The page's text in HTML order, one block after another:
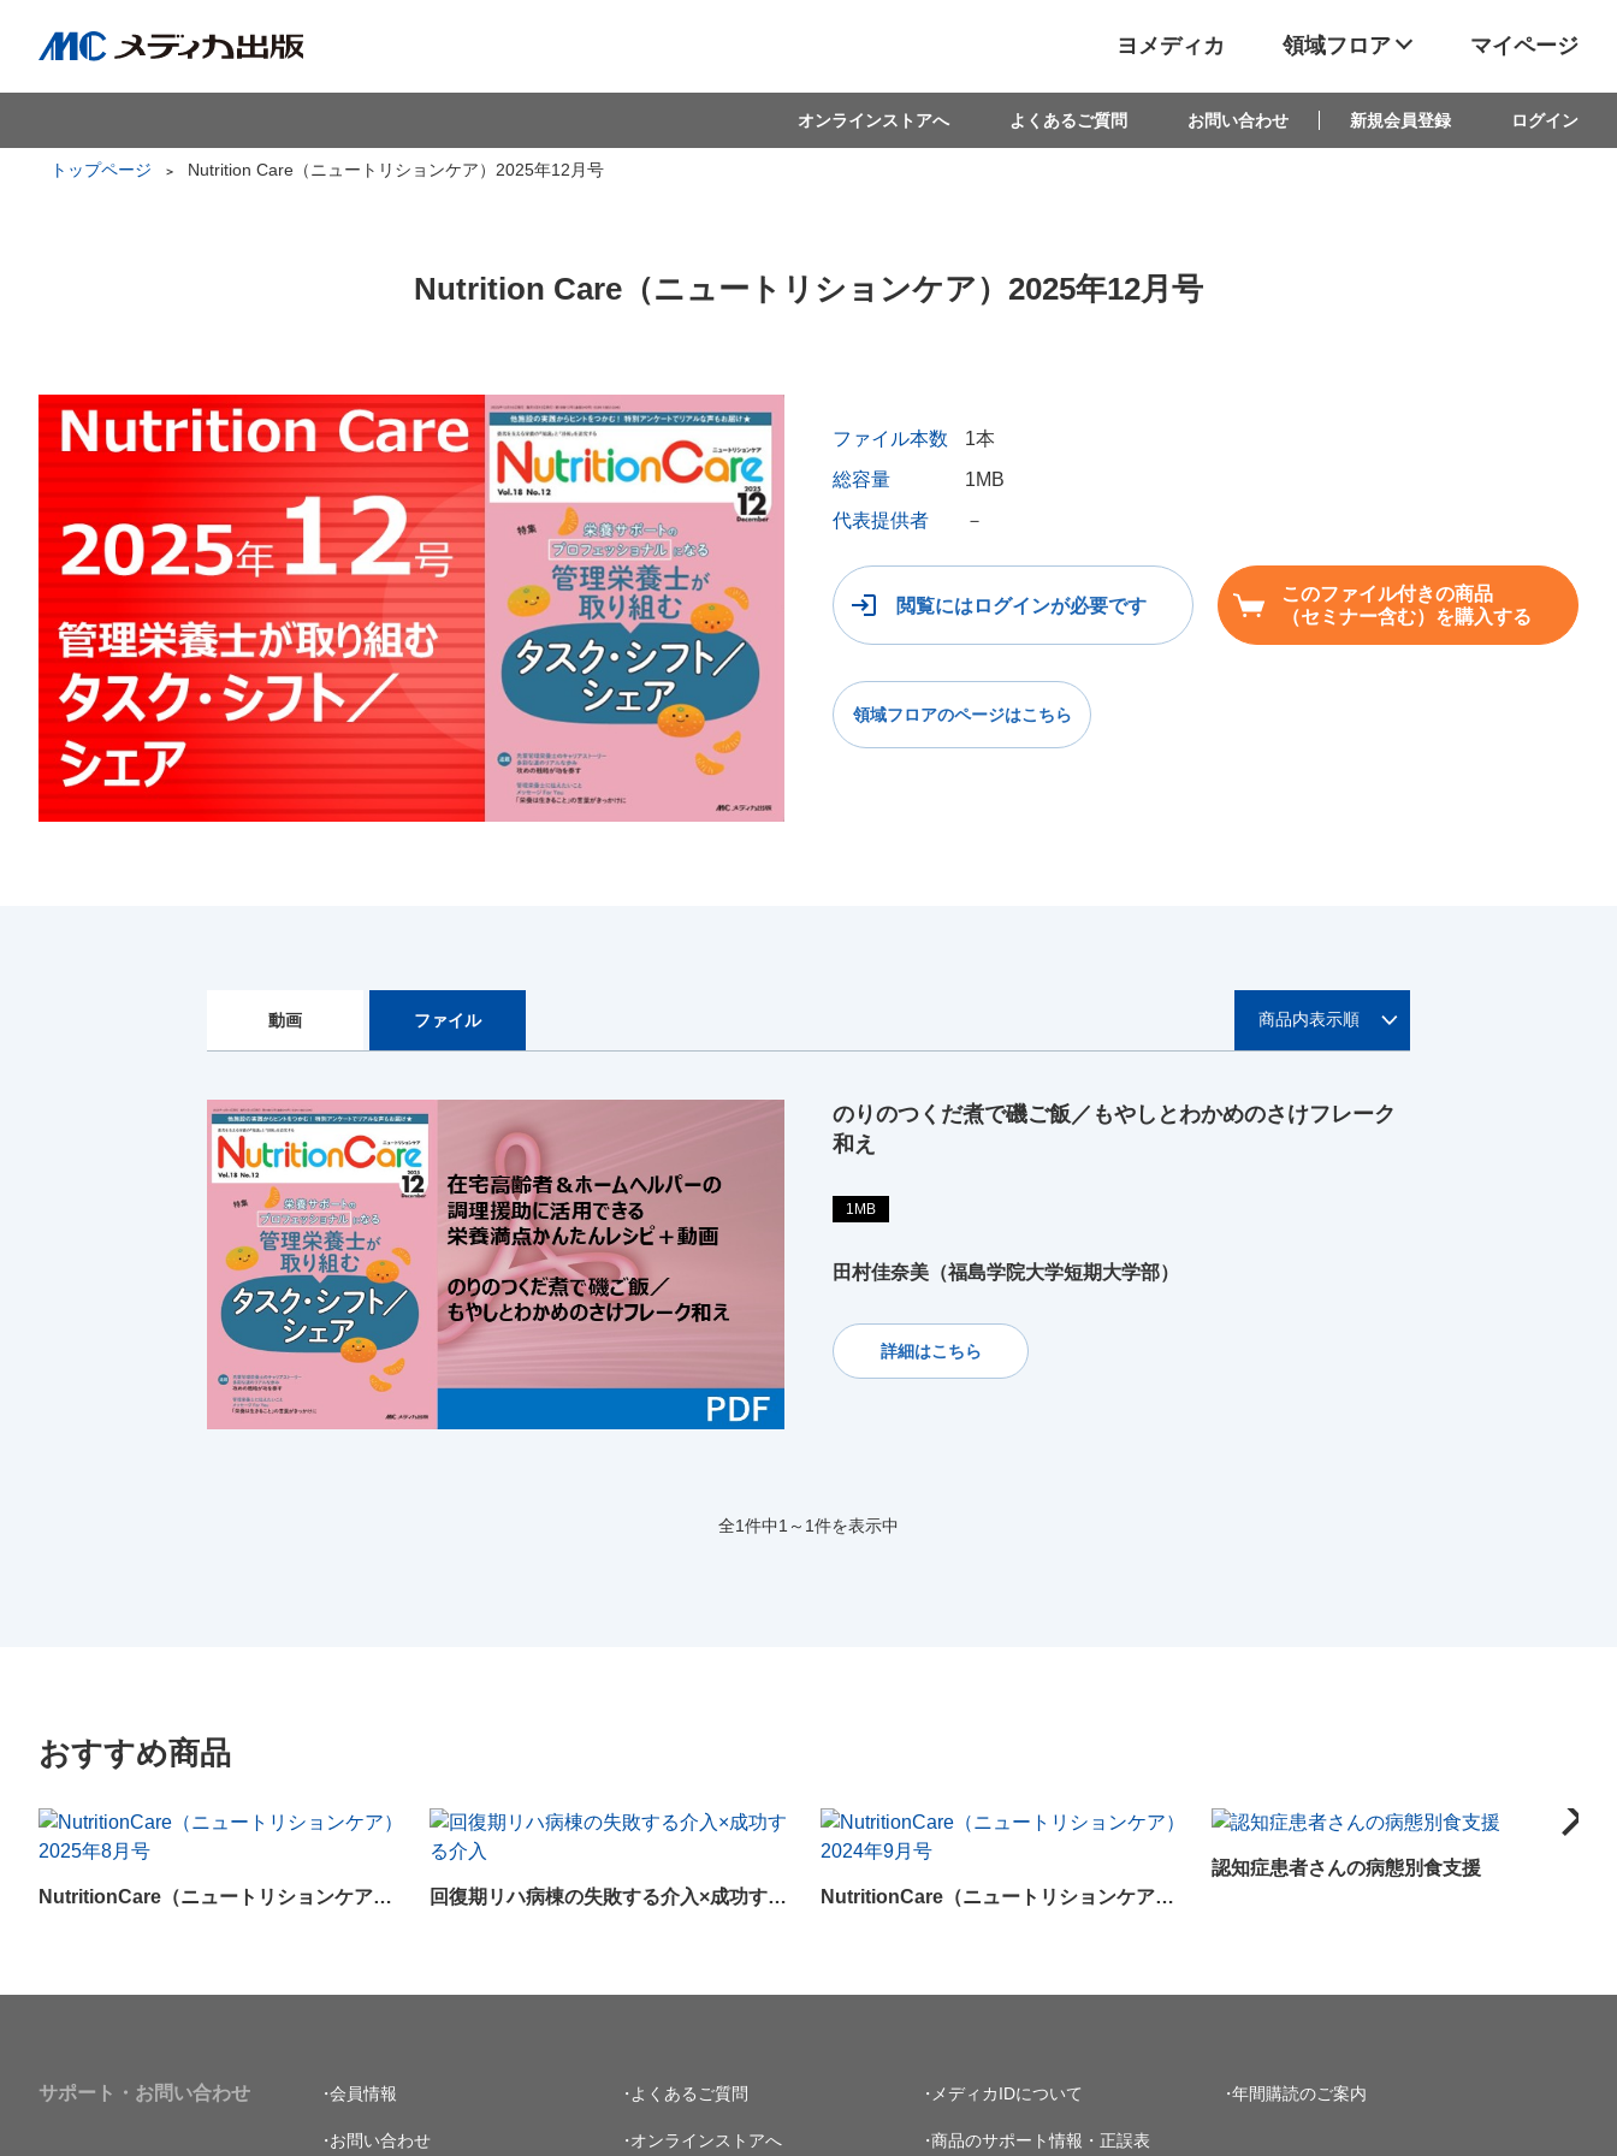
ヨメディカ 領域フロア マイページ
オンラインストアへ よくあるご質問 お問い合わせ 新規会員登録 ログイン
トップページ Nutrition Care（ニュートリションケア）2025年12月号
Nutrition Care（ニュートリションケア）2025年12月号
ファイル本数
1本
総容量
1MB
代表提供者
－
閲覧にはログインが必要です
このファイル付きの商品
（セミナー含む）を購入する
領域フロアのページはこちら
動画 ファイル
のりのつくだ煮で磯ご飯／もやしとわかめのさけフレーク
和え
1MB
田村佳奈美（福島学院大学短期大学部）
詳細はこちら
全1件中1～1件を表示中
おすすめ商品
NutritionCare（ニュートリションケア）2025年8月号 回復期リハ病棟の失敗する介入×成功する介入 NutritionCare（ニュートリションケア）2024年9月号
認知症患者さんの病態別食支援
サポート・お問い合わせ 会員情報 よくあるご質問 メディカIDについて 年間購読のご案内
お問い合わせ オンラインストアへ 商品のサポート情報・正誤表